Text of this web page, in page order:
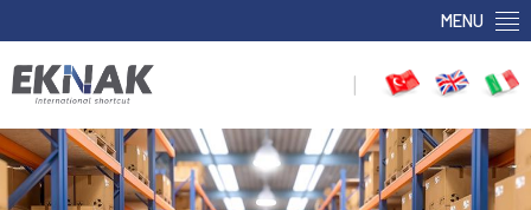
MENU